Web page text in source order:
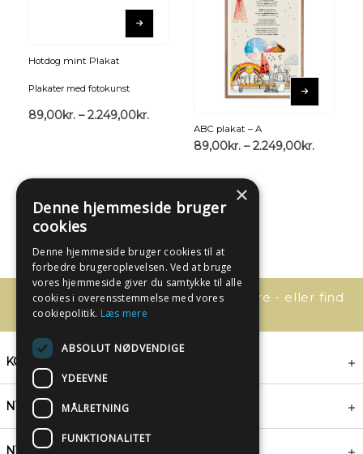
Hotdog mint Plakat
Plakater med fotokunst
89,00kr. – 2.249,00kr.
ABC plakat – A
89,00kr. – 2.249,00kr.
Har du spørgsmål, så kontakt os bare - eller find
svaret her:
KONTAKT
NYHEDSBREV
NYTTIGE LINKS
×
Denne hjemmeside bruger
cookies
Denne hjemmeside bruger cookies til at
forbedre brugeroplevelsen. Ved at bruge
vores hjemmeside giver du samtykke til alle
cookies i overensstemmelse med vores
cookiepolitik. Læs mere
ABSOLUT NØDVENDIGE
YDEEVNE
MÅLRETNING
FUNKTIONALITET